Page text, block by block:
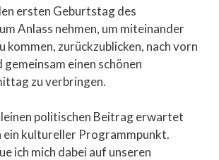
ersten Geburtstag des
Anlass nehmen, um miteinander
kommen, zurückzublicken, nach vorn
gemeinsam einen schönen
zu verbringen.
politischen Beitrag erwartet
ein kultureller Programmpunkt.
ich mich dabei auf unseren